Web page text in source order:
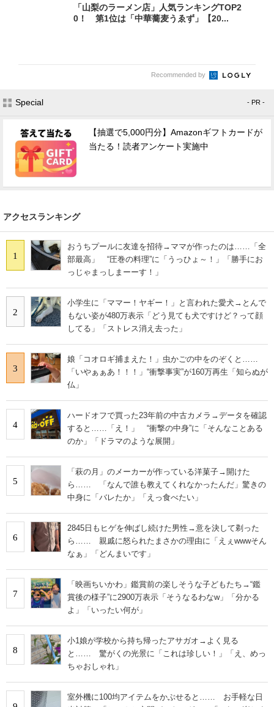
「山梨のラーメン店」人気ランキングTOP2
0！ 第1位は「中華蕎麦うゑず」【20...
Recommended by
Special - PR -
【抽選で5,000円分】Amazonギフトカードが
当たる！読者アンケート実施中
アクセスランキング
1
おうちプールに友達を招待→ママが作ったのは……「全
部最高」 “圧巻の料理”に「うっひょ～！」「勝手にお
っじゃまっしまーーす！」
2
小学生に「ママー！ヤギー！」と言われた愛犬→とんで
もない姿が480万表示「どう見ても犬ですけど？って顔
してる」「ストレス消え去った」
3
娘「コオロギ捕まえた！」虫かごの中をのぞくと……
「いやぁぁあ！！！」“衝撃事実”が160万再生「知らぬが
仏」
4
ハードオフで買った23年前の中古カメラ→データを確認
すると……「え！」 “衝撃の中身”に「そんなことある
のか」「ドラマのような展開」
5
「萩の月」のメーカーが作っている洋菓子→開けた
ら…… 「なんで誰も教えてくれなかったんだ」驚きの
中身に「バレたか」「えっ食べたい」
6
2845日もヒゲを伸ばし続けた男性→意を決して剃った
ら…… 親戚に怒られたまさかの理由に「えぇwwwそん
なぁ」「どんまいです」
7
「映画ちいかわ」鑑賞前の楽しそうな子どもたち→“鑑
賞後の様子”に2900万表示「そうなるわなw」「分かる
よ」「いったい何が」
8
小1娘が学校から持ち帰ったアサガオ→よく見る
と…… 驚がくの光景に「これは珍しい！」「え、めっ
ちゃおしゃれ」
室外機に100均アイテムをかぶせると…… お手軽な日